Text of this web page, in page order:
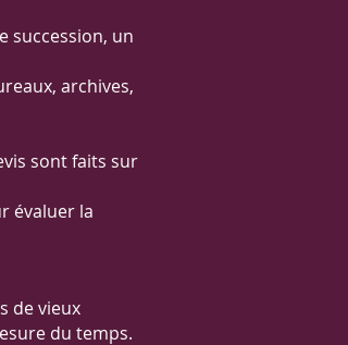
succession, un
archives,
sont faits sur
évaluer la
de vieux
du temps.